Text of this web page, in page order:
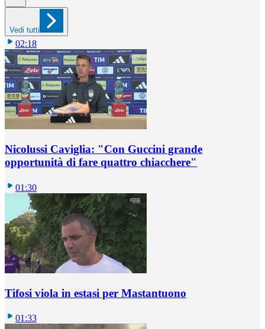
Vedi tutti
02:18
Nicolussi Caviglia: "Con Guccini grande
opportunità di fare quattro chiacchere"
01:30
Tifosi viola in estasi per Mastantuono
01:33